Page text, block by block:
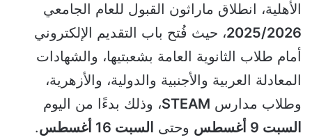
الأهلية، انطلاق ماراثون القبول للعام الجامعي
2025/2026، حيث فُتح باب التقديم الإلكتروني
أمام طلاب الثانوية العامة بشعبتيها، والشهادات
المعادلة العربية والأجنبية والدولية، والأزهرية،
وطلاب مدارس STEAM، وذلك بدءًا من اليوم
السبت 9 أغسطس
وحتى السبت 16 أغسطس .